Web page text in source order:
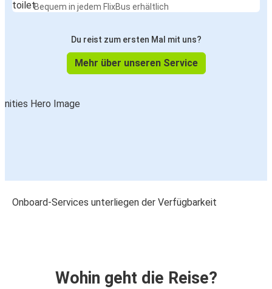
Bequem in jedem FlixBus erhältlich
Du reist zum ersten Mal mit uns?
Mehr über unseren Service
Onboard-Services unterliegen der Verfügbarkeit
Wohin geht die Reise?